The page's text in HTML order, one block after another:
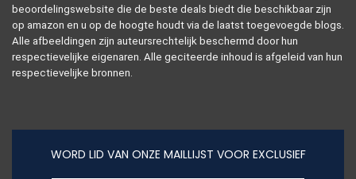
beoordelingswebsite die de beste deals biedt die beschikbaar zijn
op amazon en u op de hoogte houdt via de laatst toegevoegde blogs.
Alle afbeeldingen zijn auteursrechtelijk beschermd door hun
respectievelijke eigenaren. Alle geciteerde inhoud is afgeleid van hun
respectievelijke bronnen.
WORD LID VAN ONZE MAILLIJST VOOR EXCLUSIEF